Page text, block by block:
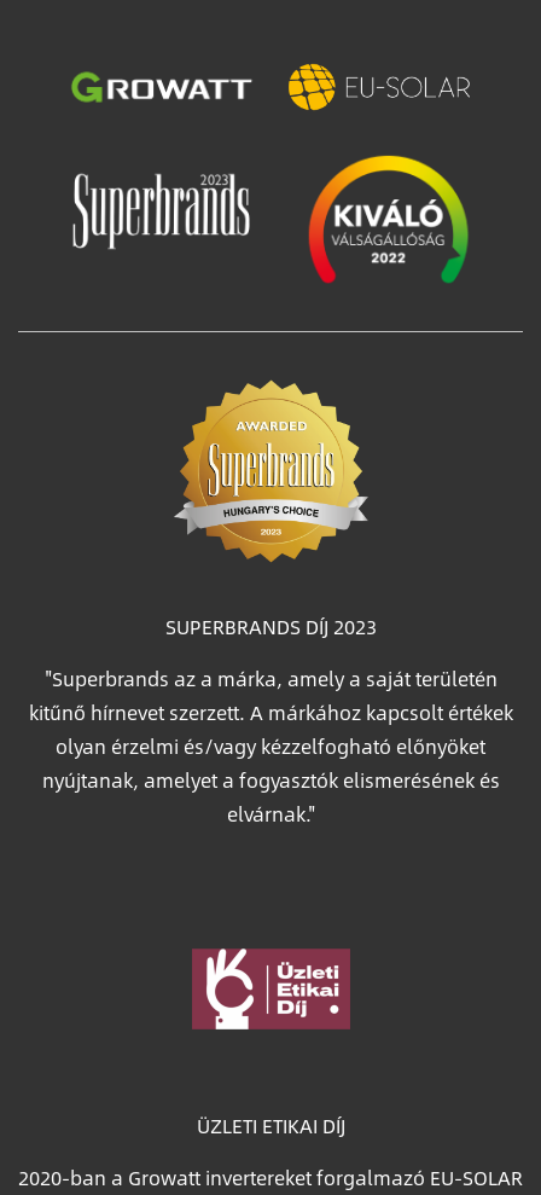
Image Image
SUPERBRANDS DÍJ 2023
"Superbrands az a márka, amely a saját területén
kitűnő hírnevet szerzett. A márkához kapcsolt értékek
olyan érzelmi és/vagy kézzelfogható előnyöket
nyújtanak, amelyet a fogyasztók elismerésének és
elvárnak."
ÜZLETI ETIKAI DÍJ
2020-ban a Growatt invertereket forgalmazó EU-SOLAR